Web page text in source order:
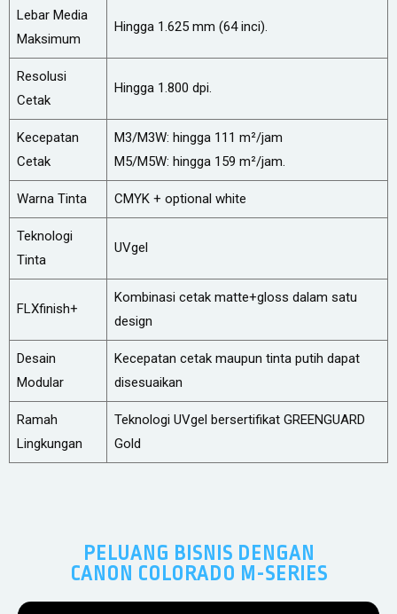
Lebar Media
Maksimum
Hingga 1.625 mm (64 inci).
Resolusi
Cetak
Hingga 1.800 dpi.
Kecepatan
Cetak
M3/M3W: hingga 111 m²/jam
M5/M5W: hingga 159 m²/jam.
Warna Tinta CMYK + optional white
Teknologi
Tinta
UVgel
FLXfinish+
Kombinasi cetak matte+gloss dalam satu
design
Desain
Modular
Kecepatan cetak maupun tinta putih dapat
disesuaikan
Ramah
Lingkungan
Teknologi UVgel bersertifikat GREENGUARD
Gold
PELUANG BISNIS DENGAN
CANON COLORADO M-SERIES